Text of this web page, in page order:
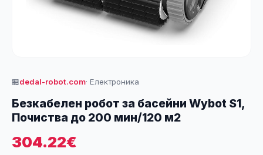
🏪dedal-robot.com· Електроника
Безкабелен робот за басейни Wybot S1,
Почиства до 200 мин/120 м2
304.22€